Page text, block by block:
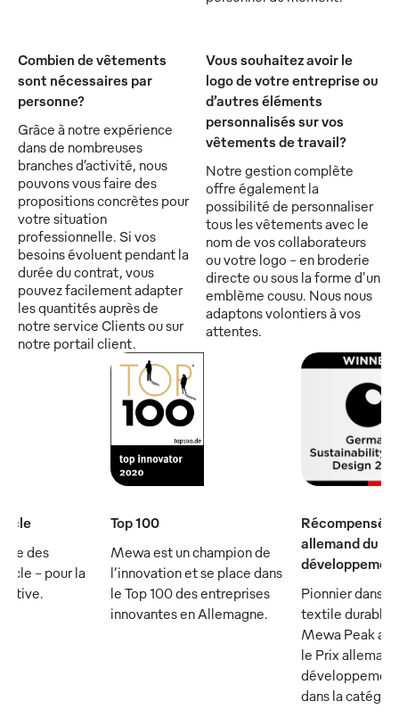
Combien de vêtements
sont nécessaires par
personne?
Grâce à notre expérience
dans de nombreuses
branches d’activité, nous
pouvons vous faire des
propositions concrètes pour
votre situation
professionnelle. Si vos
besoins évoluent pendant la
durée du contrat, vous
pouvez facilement adapter
les quantités auprès de
notre service Clients ou sur
notre portail client.
Vous souhaitez avoir le
logo de votre entreprise ou
d’autres éléments
personnalisés sur vos
vêtements de travail?
Notre gestion complète
offre également la
possibilité de personnaliser
tous les vêtements avec le
nom de vos collaborateurs
ou votre logo - en broderie
directe ou sous la forme d'un
emblème cousu. Nous nous
adaptons volontiers à vos
attentes.
des
- pour la
Top 100
Mewa est un champion de
l’innovation et se place dans
le Top 100 des entreprises
innovantes en Allemagne.
Récompensé
allemand du
Pionnier dans
textile durable
Mewa Peak a
le Prix
dans la